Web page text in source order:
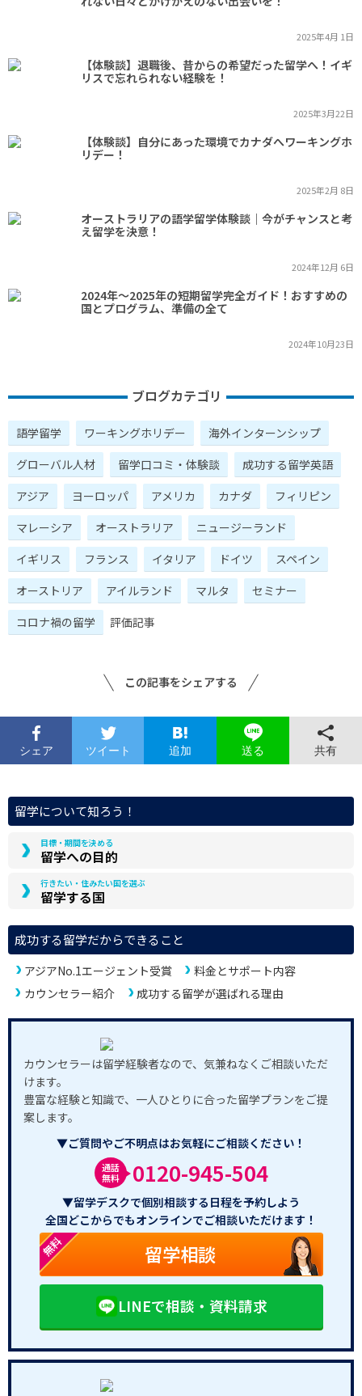
2025年4月 1日
【体験談】退職後、昔からの希望だった留学へ！イギ
リスで忘れられない経験を！
2025年3月22日
【体験談】自分にあった環境でカナダへワーキングホ
リデー！
2025年2月 8日
オーストラリアの語学留学体験談｜今がチャンスと考
え留学を決意！
2024年12月 6日
2024年～2025年の短期留学完全ガイド！おすすめの
国とプログラム、準備の全て
2024年10月23日
ブログカテゴリ
語学留学 ワーキングホリデー
海外インターンシップ
グローバル人材
留学口コミ・体験談
成功する留学英語
アジア
ヨーロッパ アメリカ カナダ
フィリピン
マレーシア
オーストラリア
ニュージーランド
イギリス
フランス イタリア ドイツ
スペイン
オーストリア
アイルランド マルタ
セミナー
コロナ禍の留学
評価記事
この記事をシェアする
シェア ツイート 追加 送る 共有
留学について知ろう！
目標・期間を決める
留学への目的
行きたい・住みたい国を選ぶ
留学する国
成功する留学だからできること
アジアNo.1エージェント受賞
料金とサポート内容
カウンセラー紹介
成功する留学が選ばれる理由
カウンセラーは留学経験者なので、気兼ねなくご相談いただ
けます。
豊富な経験と知識で、一人ひとりに合った留学プランをご提
案します。
▼ご質問やご不明点はお気軽にご相談ください！
通話
無料
0120-945-504
▼留学デスクで個別相談する日程を予約しよう
全国どこからでもオンラインでご相談いただけます！
無料 留学相談
LINEで相談・資料請求